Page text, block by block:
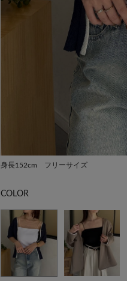
身長152cm フリーサイズ
COLOR